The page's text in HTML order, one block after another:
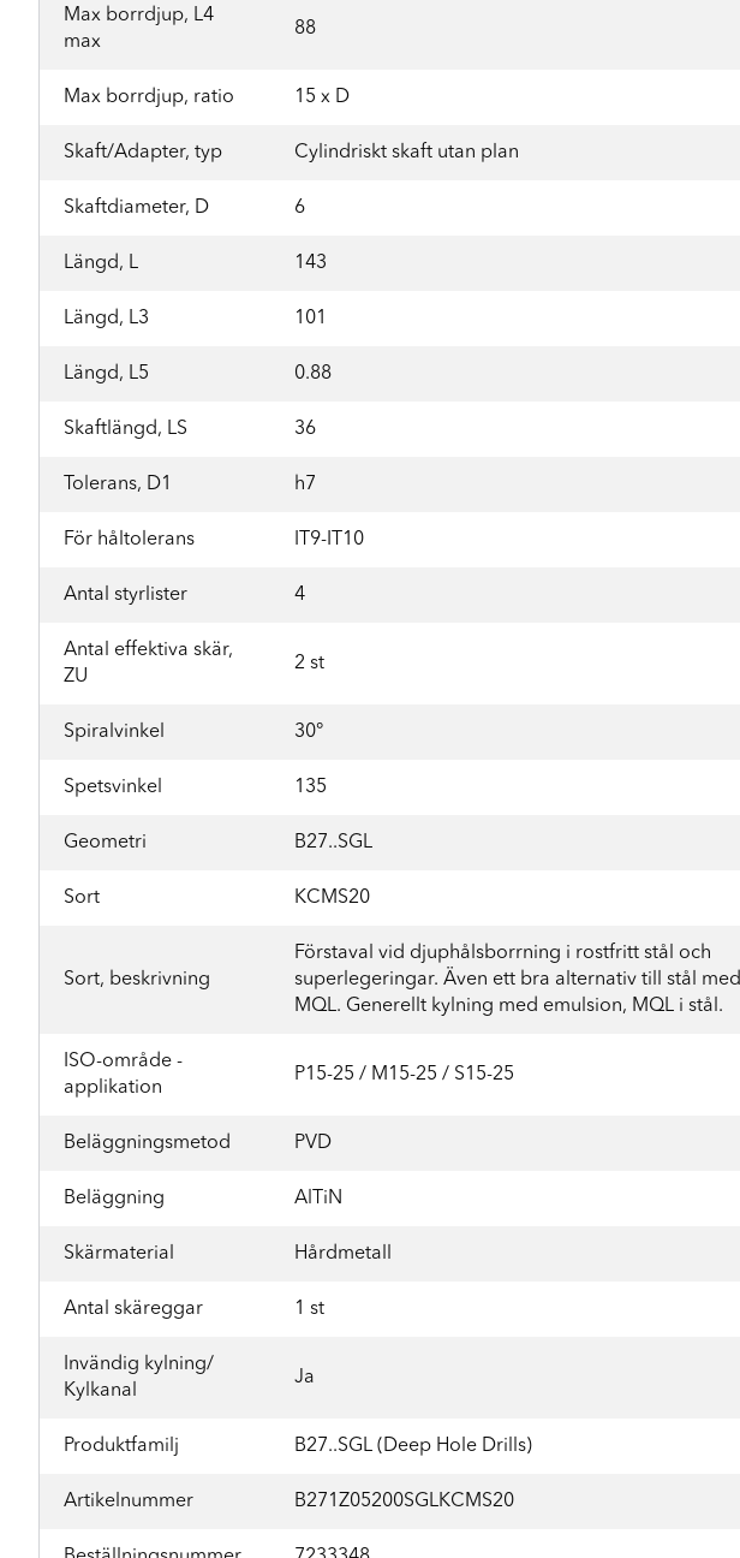
Max borrdjup, L4
max
88
Max borrdjup, ratio 15 x D
Skaft/Adapter, typ Cylindriskt skaft utan plan
Skaftdiameter, D 6
Längd, L 143
Längd, L3 101
Längd, L5 0.88
Skaftlängd, LS 36
Tolerans, D1 h7
För håltolerans IT9-IT10
Antal styrlister 4
Antal effektiva skär,
ZU
2 st
Spiralvinkel 30°
Spetsvinkel 135
Geometri B27..SGL
Sort KCMS20
Sort, beskrivning
Förstaval vid djuphålsborrning i rostfritt stål och
superlegeringar. Även ett bra alternativ till stål med
MQL. Generellt kylning med emulsion, MQL i stål.
ISO-område -
applikation
P15-25 / M15-25 / S15-25
Beläggningsmetod PVD
Beläggning AlTiN
Skärmaterial Hårdmetall
Antal skäreggar 1 st
Invändig kylning/
Kylkanal
Ja
Produktfamilj B27..SGL (Deep Hole Drills)
Artikelnummer B271Z05200SGLKCMS20